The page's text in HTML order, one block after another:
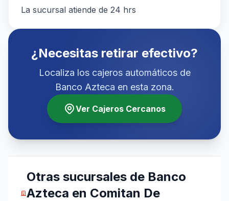
La sucursal atiende de 24 hrs
¿Necesitas retirar efectivo?
Localiza los cajeros automáticos de
Banco Azteca en esta zona.
Ver Cajeros Cercanos
Otras sucursales de Banco
Azteca en Comitan De